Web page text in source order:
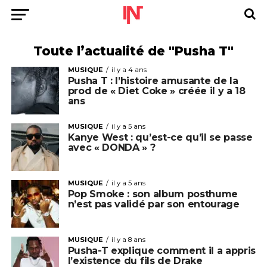
Toute l’actualité de "Pusha T"
MUSIQUE il y a 4 ans
Pusha T : l’histoire amusante de la
prod de « Diet Coke » créée il y a 18
ans
MUSIQUE il y a 5 ans
Kanye West : qu’est-ce qu’il se passe
avec « DONDA » ?
MUSIQUE il y a 5 ans
Pop Smoke : son album posthume
n’est pas validé par son entourage
MUSIQUE il y a 8 ans
Pusha-T explique comment il a appris
l’existence du fils de Drake